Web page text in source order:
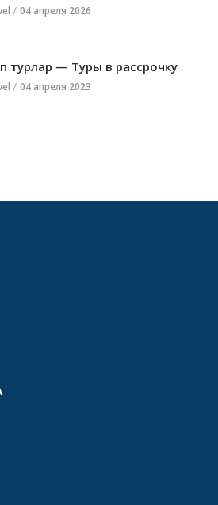
04 апреля 2026
турлар — Туры в рассрочку
04 апреля 2023